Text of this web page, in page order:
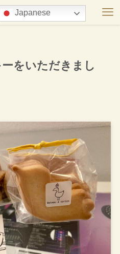
をいただきまし
Japanese